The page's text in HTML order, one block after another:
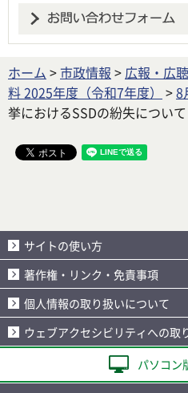
ホーム >市政情報 > 広報・広聴
料 2025年度（令和7年度）
>8
挙におけるSSDの紛失について
サイトの使い方
著作権・リンク・免責事項
個人情報の取り扱いについて
ウェブアクセシビリティへの取
パソコン